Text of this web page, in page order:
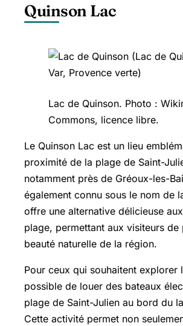
Quinson Lac
Lac de Quinson. Photo :
Commons, licence libre.
Le Quinson Lac est un lieu
proximité de la plage de Saint-
notamment près de Gréoux-les-
également connu sous le nom de
offre une alternative délicieuse
plage, permettant aux visiteurs
beauté naturelle de la région.
Pour ceux qui souhaitent explorer
possible de louer des bateaux
plage de Saint-Julien au bord du
Cette activité permet non